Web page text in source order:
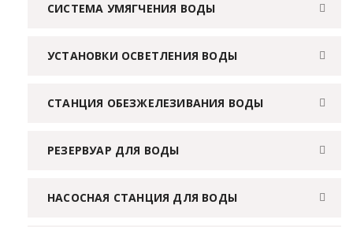
СИСТЕМА УМЯГЧЕНИЯ ВОДЫ
УСТАНОВКИ ОСВЕТЛЕНИЯ ВОДЫ
СТАНЦИЯ ОБЕЗЖЕЛЕЗИВАНИЯ ВОДЫ
РЕЗЕРВУАР ДЛЯ ВОДЫ
НАСОСНАЯ СТАНЦИЯ ДЛЯ ВОДЫ